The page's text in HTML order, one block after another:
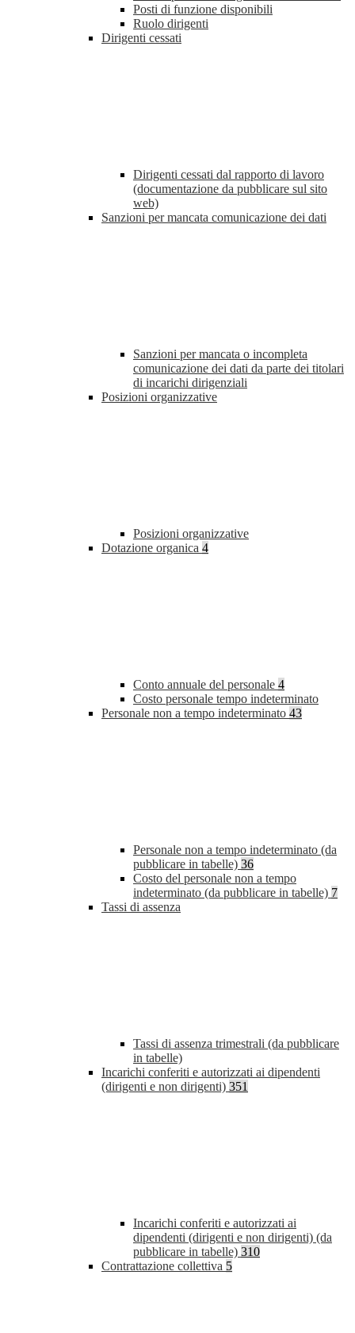
Posti di funzione disponibili
Ruolo dirigenti
Dirigenti cessati
Dirigenti cessati dal rapporto di lavoro
(documentazione da pubblicare sul sito
web)
Sanzioni per mancata comunicazione dei dati
Sanzioni per mancata o incompleta
comunicazione dei dati da parte dei titolari
di incarichi dirigenziali
Posizioni organizzative
Posizioni organizzative
Dotazione organica 4
Conto annuale del personale 4
Costo personale tempo indeterminato
Personale non a tempo indeterminato 43
Personale non a tempo indeterminato (da
pubblicare in tabelle) 36
Costo del personale non a tempo
indeterminato (da pubblicare in tabelle) 7
Tassi di assenza
Tassi di assenza trimestrali (da pubblicare
in tabelle)
Incarichi conferiti e autorizzati ai dipendenti
(dirigenti e non dirigenti) 351
Incarichi conferiti e autorizzati ai
dipendenti (dirigenti e non dirigenti) (da
pubblicare in tabelle) 310
Contrattazione collettiva 5